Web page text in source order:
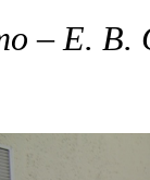
– Е. В.